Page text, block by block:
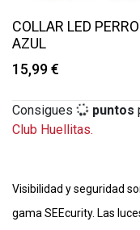
COLLAR LED
AZUL
15,99 €
Consigues 15 puntos
Club Huellitas.
Visibilidad y seguridad
gama SEEcurity. Las